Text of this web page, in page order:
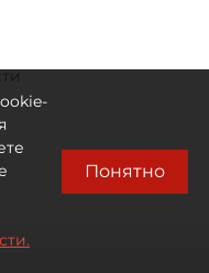
Понятно